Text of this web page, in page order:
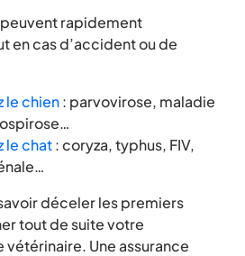
rapidement
en cas d’accident ou de
le chien: parvovirose, maladie
le chat: coryza, typhus, FIV,
déceler les premiers
tout de suite votre
Une assurance